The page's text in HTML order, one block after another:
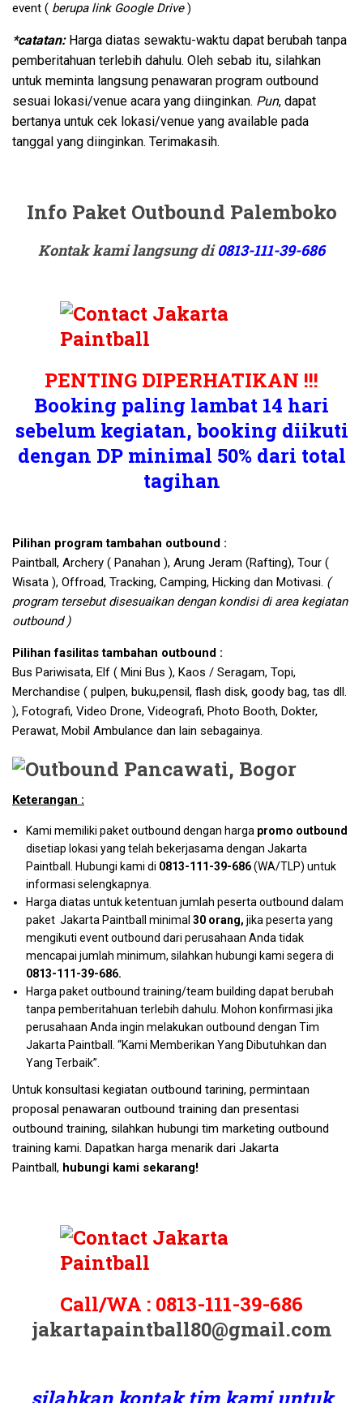
event ( berupa link Google Drive)
*catatan:Harga diatas sewaktu-waktu dapat berubah tanpa
pemberitahuan terlebih dahulu. Oleh sebab itu, silahkan
untuk meminta langsung penawaran program outbound
sesuai lokasi/venue acara yang diinginkan. Pun, dapat
bertanya untuk cek lokasi/venue yang available pada
tanggal yang diinginkan. Terimakasih.
Info Paket Outbound Palemboko
Kontak kami langsung di0813-111-39-686
PENTING DIPERHATIKAN !!!
Booking paling lambat 14 hari
sebelum kegiatan, booking diikuti
dengan DP minimal 50% dari total
tagihan
Pilihan program tambahan outbound :
Paintball, Archery ( Panahan ), Arung Jeram (Rafting), Tour (
Wisata ), Offroad, Tracking, Camping, Hicking dan Motivasi. (
program tersebut disesuaikan dengan kondisi di area kegiatan
outbound )
Pilihan fasilitas tambahan outbound :
Bus Pariwisata, Elf ( Mini Bus ), Kaos / Seragam, Topi,
Merchandise ( pulpen, buku,pensil, flash disk, goody bag, tas dll.
), Fotografi, Video Drone, Videografi, Photo Booth, Dokter,
Perawat, Mobil Ambulance dan lain sebagainya.
Keterangan :
Kami memiliki paket outbound dengan harga promo outbound
disetiap lokasi yang telah bekerjasama dengan Jakarta
Paintball. Hubungi kami di 0813-111-39-686(WA/TLP) untuk
informasi selengkapnya.
Harga diatas untuk ketentuan jumlah peserta outbound dalam
paket Jakarta Paintball minimal 30 orang, jika peserta yang
mengikuti event outbound dari perusahaan Anda tidak
mencapai jumlah minimum, silahkan hubungi kami segera di
0813-111-39-686.
Harga paket outbound training/team building dapat berubah
tanpa pemberitahuan terlebih dahulu. Mohon konfirmasi jika
perusahaan Anda ingin melakukan outbound dengan Tim
Jakarta Paintball. “Kami Memberikan Yang Dibutuhkan dan
Yang Terbaik”.
Untuk konsultasi kegiatan outbound tarining, permintaan
proposal penawaran outbound training dan presentasi
outbound training, silahkan hubungi tim marketing outbound
training kami. Dapatkan harga menarik dari Jakarta
Paintball, hubungi kami sekarang!
Call/WA : 0813-111-39-686
jakartapaintball80@gmail.com